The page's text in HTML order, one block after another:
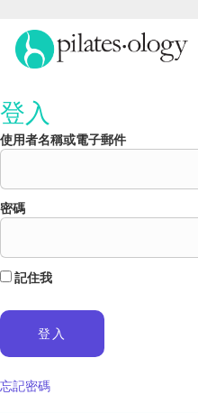
登入
使用者名稱或電子郵件
密碼
記住我
忘記密碼